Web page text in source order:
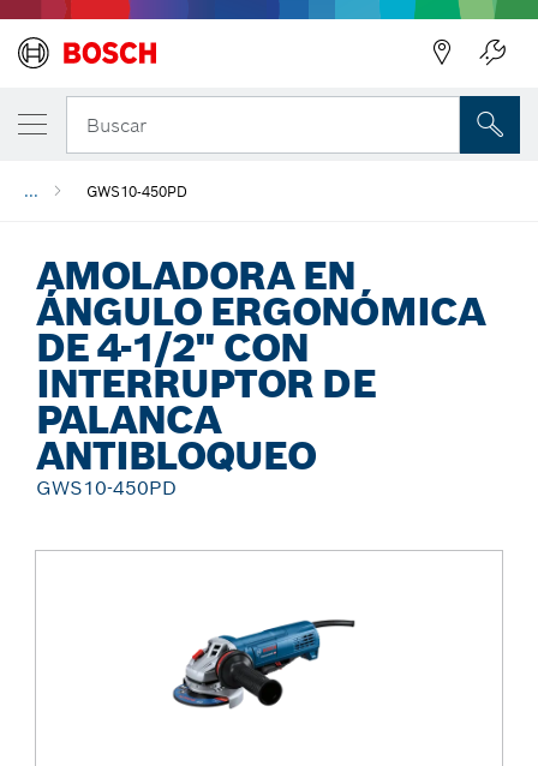
Buscar
... GWS10-450PD
AMOLADORA EN
ÁNGULO ERGONÓMICA
DE 4-1/2" CON
INTERRUPTOR DE
PALANCA
ANTIBLOQUEO
GWS10-450PD